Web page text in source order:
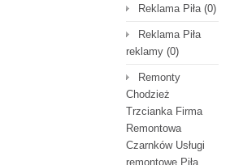
Reklama Piła(0)
Reklama Piła
reklamy (0)
Remonty
Chodzież
Trzcianka Firma
Remontowa
Czarnków Usługi
remontowe Piła